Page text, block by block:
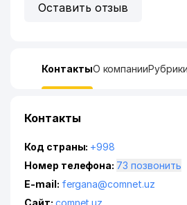
Оставить отзыв
КонтактыО компанииРубрики
Контакты
Код страны: +998
Номер телефона:
73 позвонить
E-mail: fergana@comnet.uz
Сайт: comnet.uz